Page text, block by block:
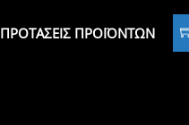
ΠΡΟΤΆΣΕΙΣ ΠΡΟΪΌΝΤΩΝ